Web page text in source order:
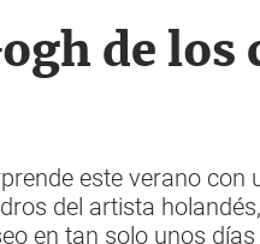
de
este verano
del artista
en tan solo unos días